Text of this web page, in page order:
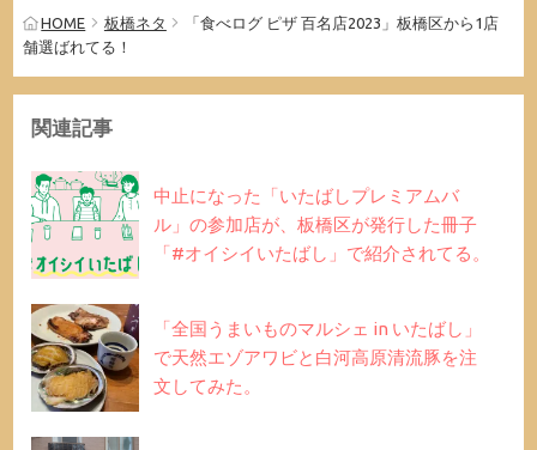
HOME 板橋ネタ
「食べログ ピザ 百名店2023」板橋区から1店
舗選ばれてる！
関連記事
中止になった「いたばしプレミアムバ
ル」の参加店が、板橋区が発行した冊子
「#オイシイいたばし」で紹介されてる。
「全国うまいものマルシェ in いたばし」
で天然エゾアワビと白河高原清流豚を注
文してみた。